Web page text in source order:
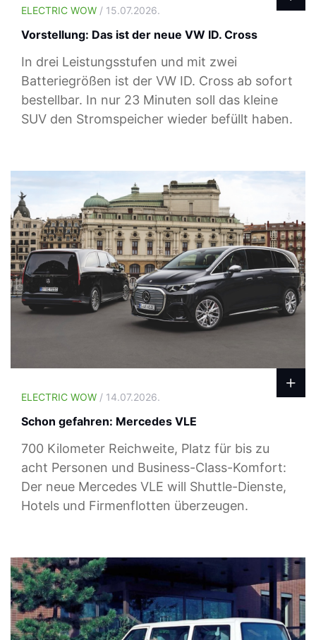
ELECTRIC WOW / 15.07.2026.
Vorstellung: Das ist der neue VW ID. Cross
In drei Leistungsstufen und mit zwei
Batteriegrößen ist der VW ID. Cross ab sofort
bestellbar. In nur 23 Minuten soll das kleine
SUV den Stromspeicher wieder befüllt haben.
ELECTRIC WOW / 14.07.2026.
Schon gefahren: Mercedes VLE
700 Kilometer Reichweite, Platz für bis zu
acht Personen und Business-Class-Komfort:
Der neue Mercedes VLE will Shuttle-Dienste,
Hotels und Firmenflotten überzeugen.